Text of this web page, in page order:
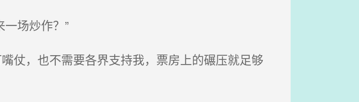
场炒作？”
仗，也不需要各界支持我，票房上的碾压就足够